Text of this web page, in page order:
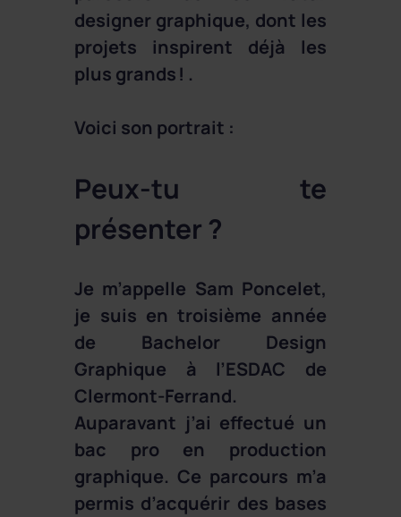
designer graphique, dont les
projets inspirent déjà les
plus grands ! .
Voici son portrait :
Peux-tu te
présenter ?
Je m’appelle Sam Poncelet,
je suis en troisième année
de Bachelor Design
Graphique à l’ESDAC de
Clermont-Ferrand.
Auparavant j’ai effectué un
bac pro en production
graphique. Ce parcours m’a
permis d’acquérir des bases